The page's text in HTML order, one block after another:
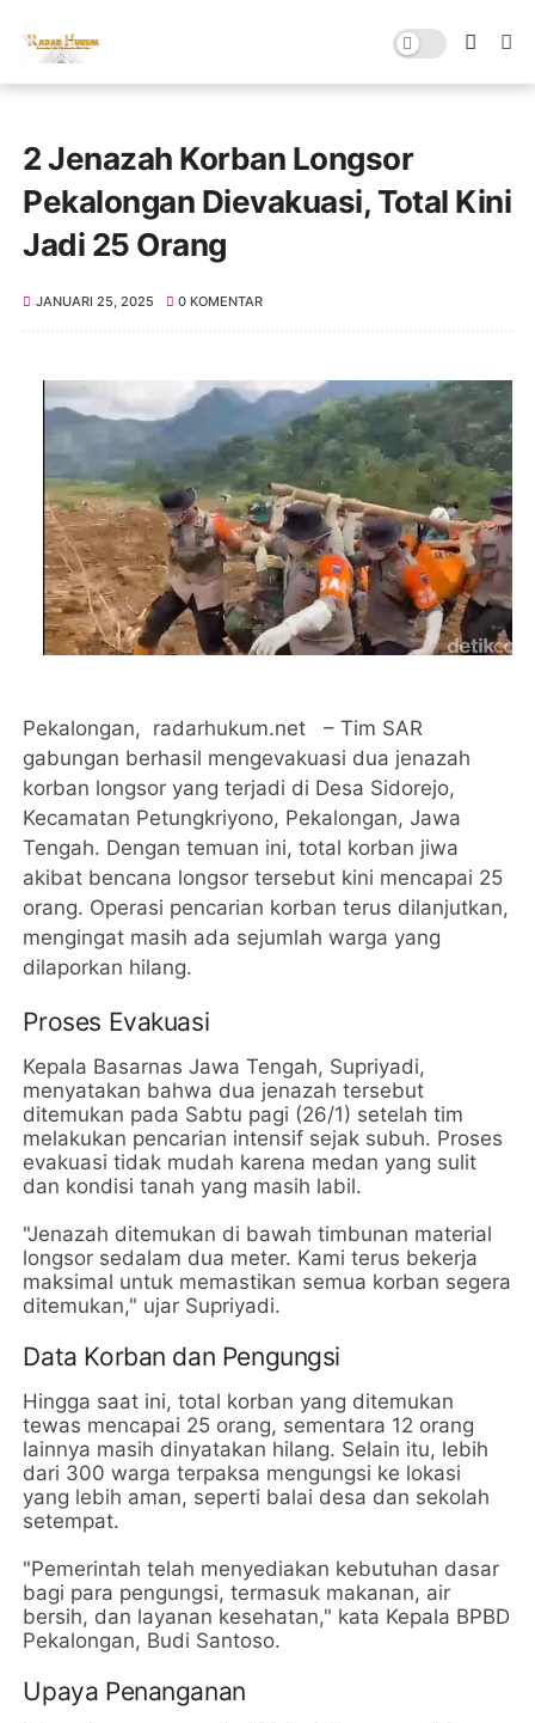
2 Jenazah Korban Longsor
Pekalongan Dievakuasi, Total Kini
Jadi 25 Orang
JANUARI 25, 2025 0 KOMENTAR
Pekalongan, radarhukum.net – Tim SAR
gabungan berhasil mengevakuasi dua jenazah
korban longsor yang terjadi di Desa Sidorejo,
Kecamatan Petungkriyono, Pekalongan, Jawa
Tengah. Dengan temuan ini, total korban jiwa
akibat bencana longsor tersebut kini mencapai 25
orang. Operasi pencarian korban terus dilanjutkan,
mengingat masih ada sejumlah warga yang
dilaporkan hilang.
Proses Evakuasi
Kepala Basarnas Jawa Tengah, Supriyadi,
menyatakan bahwa dua jenazah tersebut
ditemukan pada Sabtu pagi (26/1) setelah tim
melakukan pencarian intensif sejak subuh. Proses
evakuasi tidak mudah karena medan yang sulit
dan kondisi tanah yang masih labil.
"Jenazah ditemukan di bawah timbunan material
longsor sedalam dua meter. Kami terus bekerja
maksimal untuk memastikan semua korban segera
ditemukan," ujar Supriyadi.
Data Korban dan Pengungsi
Hingga saat ini, total korban yang ditemukan
tewas mencapai 25 orang, sementara 12 orang
lainnya masih dinyatakan hilang. Selain itu, lebih
dari 300 warga terpaksa mengungsi ke lokasi
yang lebih aman, seperti balai desa dan sekolah
setempat.
"Pemerintah telah menyediakan kebutuhan dasar
bagi para pengungsi, termasuk makanan, air
bersih, dan layanan kesehatan," kata Kepala BPBD
Pekalongan, Budi Santoso.
Upaya Penanganan